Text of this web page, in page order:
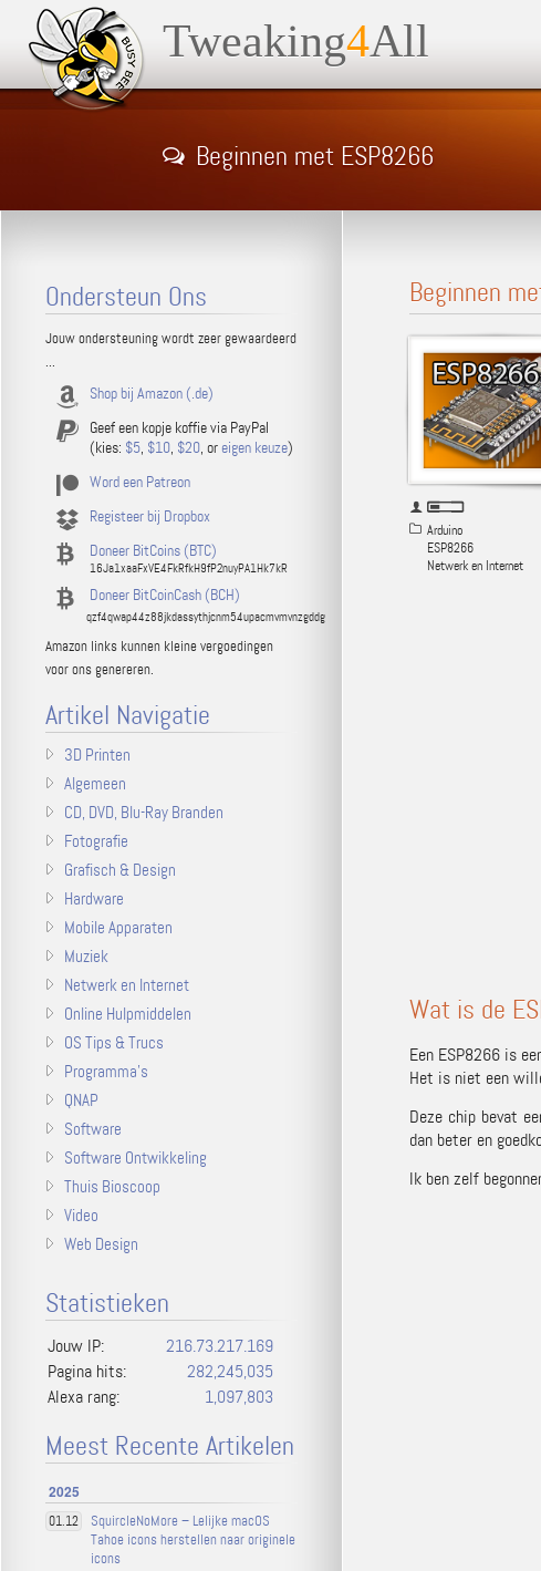
Tweaking4All
Beginnen met ESP8266
Beginnen
Arduino
ESP8266
Netwerk en Internet
Wat is de
Een ESP8266 is
Het is niet een
Deze chip bevat
dan beter en
Ik ben zelf
Ondersteun Ons
Jouw ondersteuning wordt zeer gewaardeerd
...
Shop bij Amazon (.de)
Geef een kopje koffie via PayPal
(kies: $5, $10, $20, or eigen keuze)
Word een Patreon
Registeer bij Dropbox
Doneer BitCoins (BTC)
16Ja1xaaFxVE4FkRfkH9fP2nuyPA1Hk7kR
Doneer BitCoinCash (BCH)
qzf4qwap44z88jkdassythjcnm54upacmvmvnzgddg
Amazon links kunnen kleine vergoedingen
voor ons genereren.
Artikel Navigatie
3D Printen
Algemeen
CD, DVD, Blu-Ray Branden
Fotografie
Grafisch & Design
Hardware
Mobile Apparaten
Muziek
Netwerk en Internet
Online Hulpmiddelen
OS Tips & Trucs
Programma's
QNAP
Software
Software Ontwikkeling
Thuis Bioscoop
Video
Web Design
Statistieken
Jouw IP:
216.73.217.169
Pagina hits:
282,245,035
Alexa rang:
1,097,803
Meest Recente Artikelen
2025
01.12
SquircleNoMore – Lelijke macOS
Tahoe icons herstellen naar originele
icons